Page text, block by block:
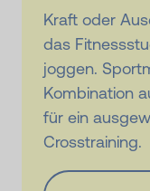
Kraft oder
das
joggen.
Kombination
für ein
Crosstraining.